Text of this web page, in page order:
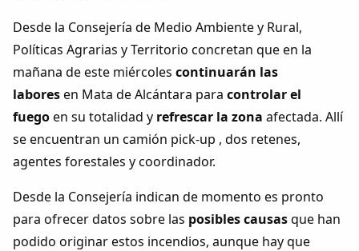
Modo oscuro
Desde la Consejería de Medio Ambiente y Rural,
Políticas Agrarias y Territorio concretan que en la
mañana de este miércoles continuarán las
laboresen Mata de Alcántara para controlar el
fuegoen su totalidad y refrescar la zona afectada. Allí
se encuentran un camión pick-up , dos retenes,
agentes forestales y coordinador.
Desde la Consejería indican de momento es pronto
para ofrecer datos sobre las posibles causasque han
podido originar estos incendios, aunque hay que